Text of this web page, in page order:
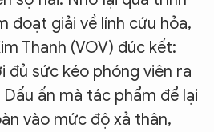
đoạt giải về lính cứu hỏa,
Thanh (VOV) đúc kết:
đủ sức kéo phóng viên ra
ấn mà tác phẩm để lại
vào mức độ xả thân,